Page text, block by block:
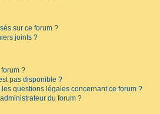
sur ce forum ?
joints ?
?
pas disponible ?
questions légales concernant ce forum ?
du forum ?